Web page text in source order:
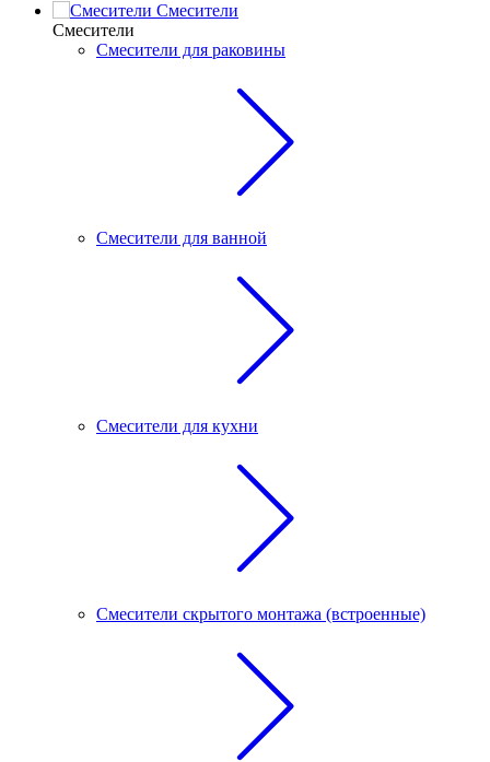
Смесители
Смесители
Смесители для раковины
Смесители для ванной
Смесители для кухни
Смесители скрытого монтажа (встроенные)